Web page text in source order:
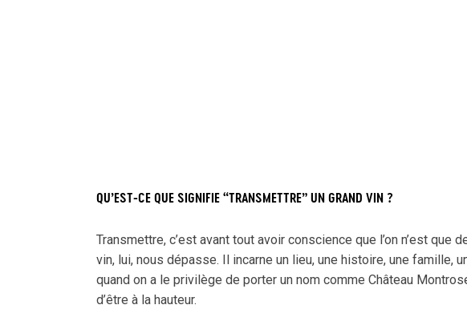
QU’EST-CE QUE SIGNIFIE “TRANSMETTRE” UN GRAND VIN ?
Transmettre, c’est avant tout avoir conscience que l’on n’est que
vin, lui, nous dépasse. Il incarne un lieu, une histoire, une famille,
quand on a le privilège de porter un nom comme Château
d’être à la hauteur.